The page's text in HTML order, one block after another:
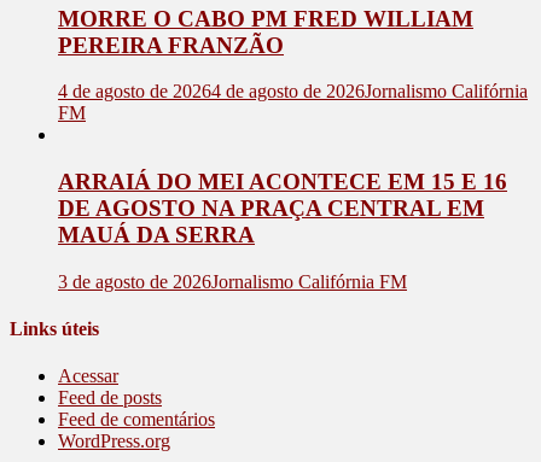
MORRE O CABO PM FRED WILLIAM
PEREIRA FRANZÃO
4 de agosto de 20264 de agosto de 2026Jornalismo Califórnia
FM
ARRAIÁ DO MEI ACONTECE EM 15 E 16
DE AGOSTO NA PRAÇA CENTRAL EM
MAUÁ DA SERRA
3 de agosto de 2026Jornalismo Califórnia FM
Links úteis
Acessar
Feed de posts
Feed de comentários
WordPress.org